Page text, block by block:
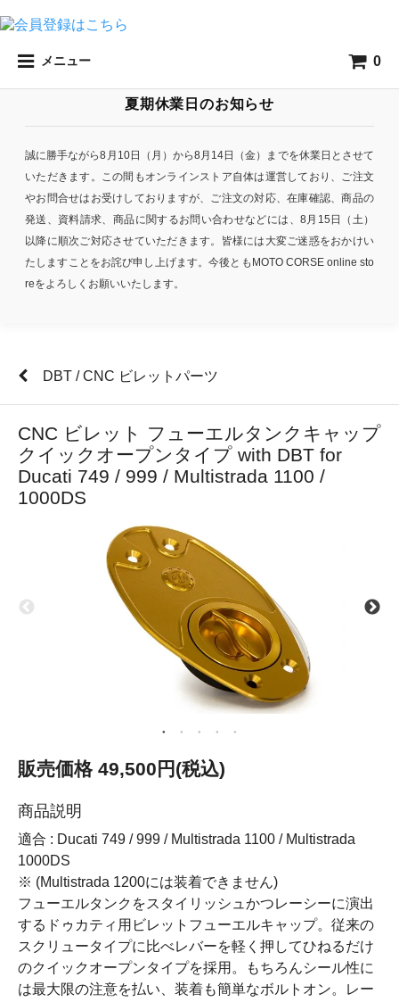
メニュー 0
夏期休業日のお知らせ
誠に勝手ながら8月10日（月）から8月14日（金）までを休業日とさせて
いただきます。この間もオンラインストア自体は運営しており、ご注文
やお問合せはお受けしておりますが、ご注文の対応、在庫確認、商品の
発送、資料請求、商品に関するお問い合わせなどには、8月15日（土）
以降に順次ご対応させていただきます。皆様には大変ご迷惑をおかけい
たしますことをお詫び申し上げます。今後ともMOTO CORSE online sto
reをよろしくお願いいたします。
DBT / CNC ビレットパーツ
CNC ビレット フューエルタンクキャップ
クイックオープンタイプ with DBT for
Ducati 749 / 999 / Multistrada 1100 /
1000DS
販売価格 49,500円(税込)
商品説明
適合 : Ducati 749 / 999 / Multistrada 1100 / Multistrada
1000DS
※ (Multistrada 1200には装着できません)
フューエルタンクをスタイリッシュかつレーシーに演出
するドゥカティ用ビレットフューエルキャップ。従来の
スクリュータイプに比べレバーを軽く押してひねるだけ
のクイックオープンタイプを採用。もちろんシール性に
は最大限の注意を払い、装着も簡単なボルトオン。レー